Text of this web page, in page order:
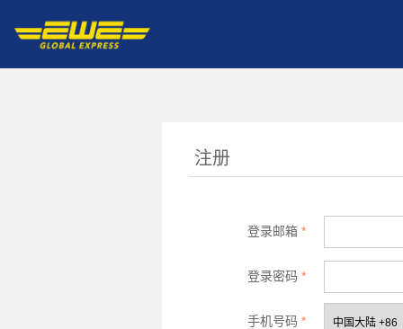
注册
登录邮箱 *
登录密码 *
手机号码 *